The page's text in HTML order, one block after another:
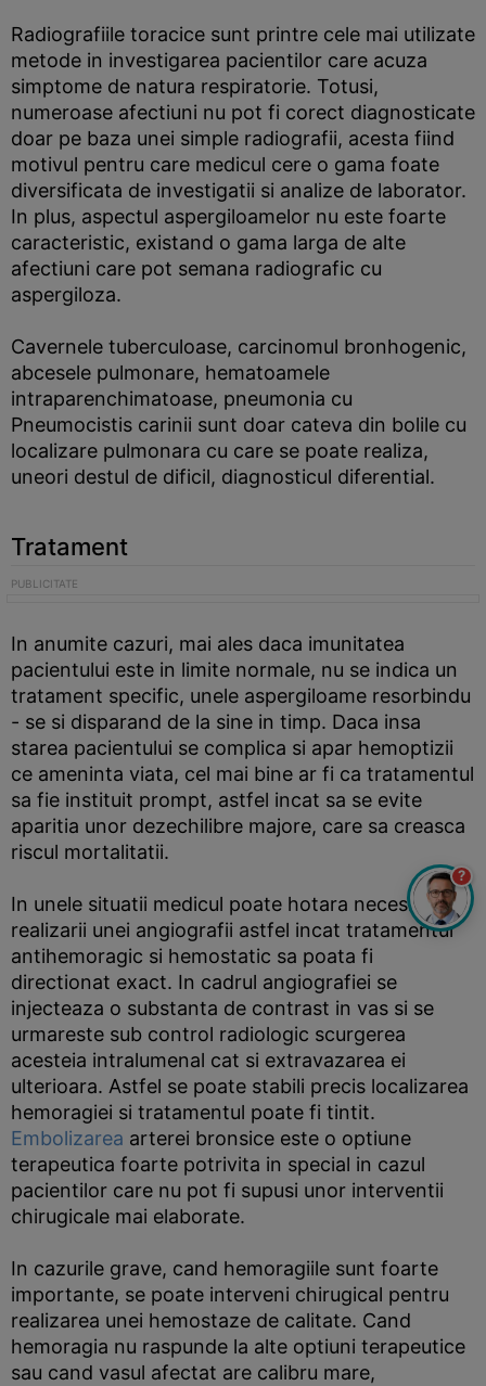
Radiografiile toracice sunt printre cele mai utilizate
metode in investigarea pacientilor care acuza
simptome de natura respiratorie. Totusi,
numeroase afectiuni nu pot fi corect diagnosticate
doar pe baza unei simple radiografii, acesta fiind
motivul pentru care medicul cere o gama foate
diversificata de investigatii si analize de laborator.
In plus, aspectul aspergiloamelor nu este foarte
caracteristic, existand o gama larga de alte
afectiuni care pot semana radiografic cu
aspergiloza.
Cavernele tuberculoase, carcinomul bronhogenic,
abcesele pulmonare, hematoamele
intraparenchimatoase, pneumonia cu
Pneumocistis carinii sunt doar cateva din bolile cu
localizare pulmonara cu care se poate realiza,
uneori destul de dificil, diagnosticul diferential.
Tratament
In anumite cazuri, mai ales daca imunitatea
pacientului este in limite normale, nu se indica un
tratament specific, unele aspergiloame resorbindu
- se si disparand de la sine in timp. Daca insa
starea pacientului se complica si apar hemoptizii
ce ameninta viata, cel mai bine ar fi ca tratamentul
sa fie instituit prompt, astfel incat sa se evite
aparitia unor dezechilibre majore, care sa creasca
riscul mortalitatii.
In unele situatii medicul poate hotara necesitatea
realizarii unei angiografii astfel incat tratamentul
antihemoragic si hemostatic sa poata fi
directionat exact. In cadrul angiografiei se
injecteaza o substanta de contrast in vas si se
urmareste sub control radiologic scurgerea
acesteia intralumenal cat si extravazarea ei
ulterioara. Astfel se poate stabili precis localizarea
hemoragiei si tratamentul poate fi tintit.
Embolizarea arterei bronsice este o optiune
terapeutica foarte potrivita in special in cazul
pacientilor care nu pot fi supusi unor interventii
chirugicale mai elaborate.
In cazurile grave, cand hemoragiile sunt foarte
importante, se poate interveni chirugical pentru
realizarea unei hemostaze de calitate. Cand
hemoragia nu raspunde la alte optiuni terapeutice
sau cand vasul afectat are calibru mare,
?